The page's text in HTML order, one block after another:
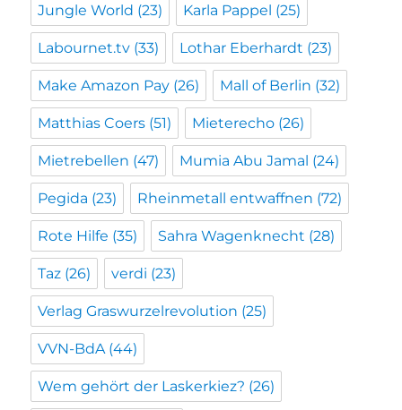
Jungle World (23) Karla Pappel (25)
Labournet.tv (33) Lothar Eberhardt (23)
Make Amazon Pay (26) Mall of Berlin (32)
Matthias Coers (51) Mieterecho (26)
Mietrebellen (47) Mumia Abu Jamal (24)
Pegida (23) Rheinmetall entwaffnen (72)
Rote Hilfe (35) Sahra Wagenknecht (28)
Taz (26) verdi (23)
Verlag Graswurzelrevolution (25)
VVN-BdA (44)
Wem gehört der Laskerkiez? (26)